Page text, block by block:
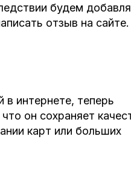
и будем
отзыв на сайте.
в интернете, теперь
он сохраняет
карт или больших